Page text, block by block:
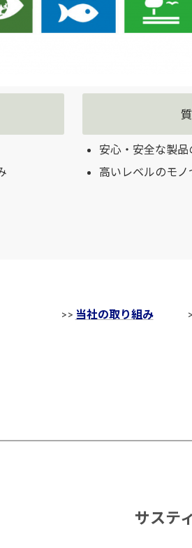
安心・安全な製品
高いレベルのモノ
>> 当社の取り組み
サステ